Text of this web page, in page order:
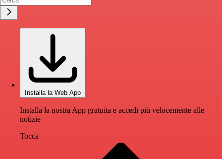
Installa la Web App
Installa la nostra App gratuita e accedi più velocemente alle
notizie
Tocca